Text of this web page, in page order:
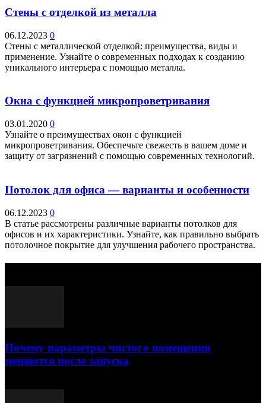
Стены с отделкой из металла
06.12.2023 0
Стены с металлической отделкой: преимущества, виды и
применение. Узнайте о современных подходах к созданию
уникального интерьера с помощью металла.
Окна с функцией микропроветривания
03.01.2020 0
Узнайте о преимуществах окон с функцией
микропроветривания. Обеспечьте свежесть в вашем доме и
защиту от загрязнений с помощью современных технологий.
Потолок для офиса — варианты и особенности
06.12.2023 0
В статье рассмотрены различные варианты потолков для
офисов и их характеристики. Узнайте, как правильно выбрать
потолочное покрытие для улучшения рабочего пространства.
Почему параметры чистого помещения
меняются после запуска